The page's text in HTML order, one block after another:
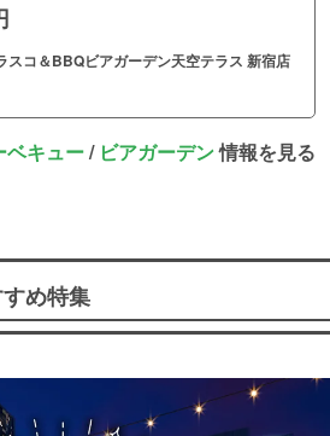
スコ＆BBQビアガーデン天空テラス 新宿店
ベキュー/ ビアガーデン情報を見る
め特集